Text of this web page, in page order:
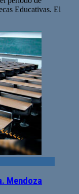
Educativas. El
Mendoza